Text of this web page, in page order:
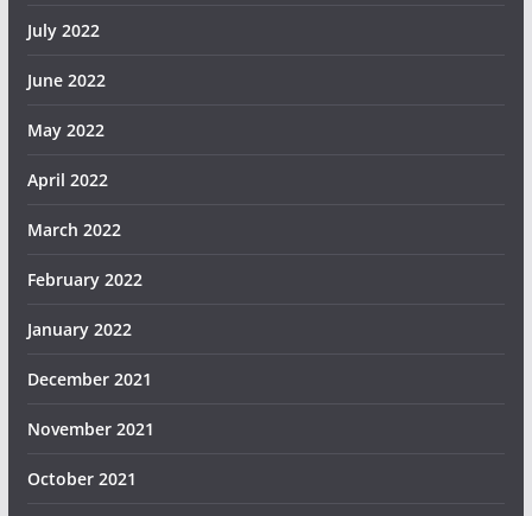
July 2022
June 2022
May 2022
April 2022
March 2022
February 2022
January 2022
December 2021
November 2021
October 2021